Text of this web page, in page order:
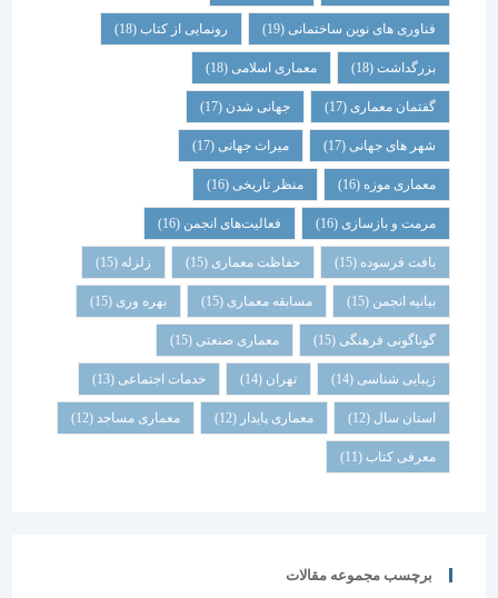
فناوری های نوین ساختمانی(19) رونمایی از کتاب (18)
بزرگداشت (18) معماری اسلامی(18)
گفتمان معماری (17) جهانی شدن(17)
شهر های جهانی(17) میراث جهانی(17)
معماری موزه(16) منظر تاریخی (16)
مرمت و بازسازی(16) فعالیت‌های انجمن(16)
بافت فرسوده (15) حفاظت معماری (15) زلزله
بیانیه انجمن(15) مسابقه معماری (15) بهره وری(15)
گوناگونی فرهنگی (15) معماری صنعتی(15)
زیبایی شناسی (14) تهران خدمات اجتماعی (13)
استان سال(12) معماری پایدار (12) معماری مساجد(12)
معرفی کتاب(11)
برچسب مجموعه مقالات